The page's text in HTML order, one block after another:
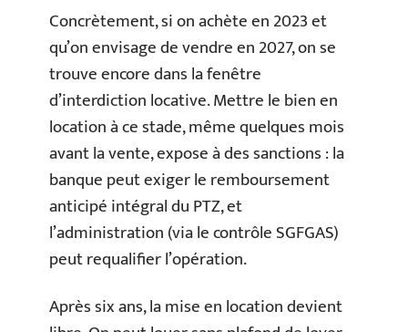
Concrètement, si on achète en 2023 et
qu’on envisage de vendre en 2027, on se
trouve encore dans la fenêtre
d’interdiction locative. Mettre le bien en
location à ce stade, même quelques mois
avant la vente, expose à des sanctions : la
banque peut exiger le remboursement
anticipé intégral du PTZ, et
l’administration (via le contrôle SGFGAS)
peut requalifier l’opération.
Après six ans, la mise en location devient